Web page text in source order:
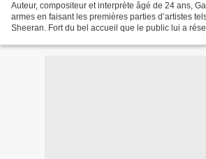
Auteur, compositeur et interprète âgé de 24 ans,
armes en faisant les premières parties d’artistes
Sheeran. Fort du bel accueil que le public lui a